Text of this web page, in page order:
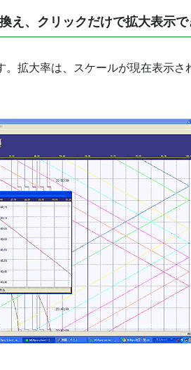
え、クリックだけで拡大表示で
拡大率は、スケールが現在表示